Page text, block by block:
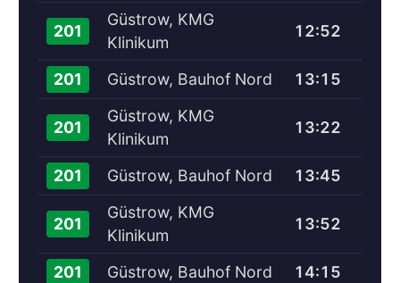
201
Güstrow, KMG
Klinikum
12:52
201 Güstrow, Bauhof Nord 13:15
201
Güstrow, KMG
Klinikum
13:22
201 Güstrow, Bauhof Nord 13:45
201
Güstrow, KMG
Klinikum
13:52
201 Güstrow, Bauhof Nord 14:15